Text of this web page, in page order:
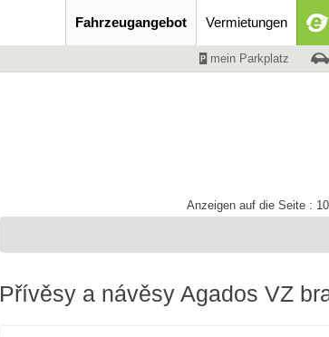
Fahrzeugangebot Vermietungen
mein Parkplatz
Anzeigen auf die Seite :
Přívěsy a návěsy Agados VZ